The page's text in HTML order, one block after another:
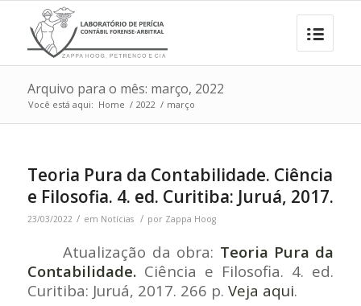
Arquivo para o mês: março, 2022
Você está aqui: Home / 2022 / março
Teoria Pura da Contabilidade. Ciência
e Filosofia. 4. ed. Curitiba: Juruá, 2017.
23/03/2022 / em Notícias / por Zappa Hoog
Atualização da obra: Teoria Pura da
Contabilidade. Ciência e Filosofia. 4. ed.
Curitiba: Juruá, 2017. 266 p. Veja aqui.